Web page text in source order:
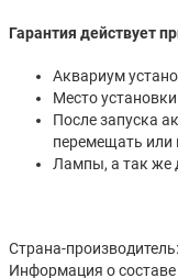
Гарантия действует
После запуска аквариума и наличия в нем воды
перемещать или
Страна-
Информация о составе